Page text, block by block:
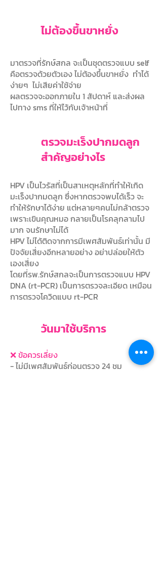
ไม่ต้องขึ้นขาหยั่ง
มาตรวจที่รักษ์สกล จะเป็นชุดตรวจแบบ self
คือตรวจด้วยตัวเอง ไม่ต้องขึ้นขาหยั่ง ทำได้
ง่ายๆ ไม่เสียค่าใช้จ่าย
ผลตรวจจะออกภายใน 1 สัปดาห์ และส่งผล
ไปทาง sms ที่ให้ไว้กับเจ้าหน้าที่
ตรวจมะเร็งปากมดลูก
สำคัญอย่างไร
HPV เป็นไวรัสที่เป็นสาเหตุหลักที่ทำให้เกิด
มะเร็งปากมดลูก ซึ่งหากตรวจพบได้เร็ว จะ
ทำให้รักษาได้ง่าย แต่หลายๆคนไม่กล้าตรวจ
เพราะเขินคุณหมอ กลายเป็นโรคลุกลามไป
มาก จนรักษาไม่ได้
HPV ไม่ได้ติดจากการมีเพศสัมพันธ์เท่านั้น มี
ปัจจัยเสี่ยงอีกหลายอย่าง อย่าปล่อยให้ตัว
เองเสี่ยง
โดยที่รพ.รักษ์สกลจะเป็นการตรวจแบบ HPV
DNA (rt-PCR)​​ เป็นการตรวจละเอียด เหมือน
การตรวจโควิดแบบ rt-PCR
วันมาใช้บริการ
❌ ข้อควรเลี่ยง
- ไม่มีเพศสัมพันธ์ก่อนตรวจ 24 ชม